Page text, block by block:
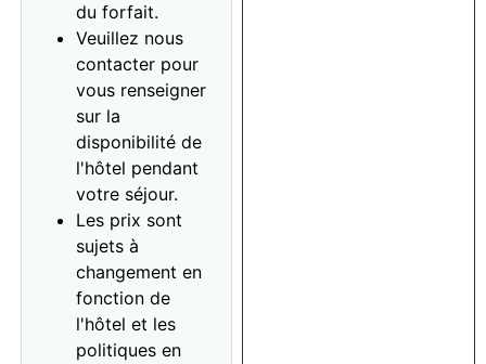
du forfait.
Veuillez nous
contacter pour
vous renseigner
sur la
disponibilité de
l'hôtel pendant
votre séjour.
Les prix sont
sujets à
changement en
fonction de
l'hôtel et les
politiques en